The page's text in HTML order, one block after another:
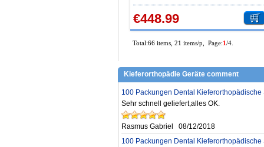
Haken
€448.99
Total:66 items, 21 items/p, Page:1/4.
Kieferorthopädie Geräte comment
100 Packungen Dental
Sehr schnell geliefert,alles OK.
Rasmus Gabriel
08/12/2018
100 Packungen Dental